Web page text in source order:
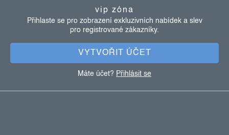
vip zóna
Přihlaste se pro zobrazení exkluzivních nabídek a slev
pro registrované zákazníky.
VYTVOŘIT ÚČET
Máte účet? Přihlásit se